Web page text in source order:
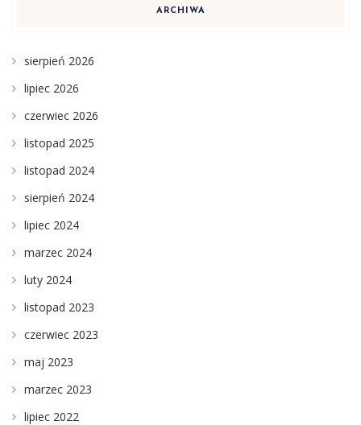
ARCHIWA
sierpień 2026
lipiec 2026
czerwiec 2026
listopad 2025
listopad 2024
sierpień 2024
lipiec 2024
marzec 2024
luty 2024
listopad 2023
czerwiec 2023
maj 2023
marzec 2023
lipiec 2022